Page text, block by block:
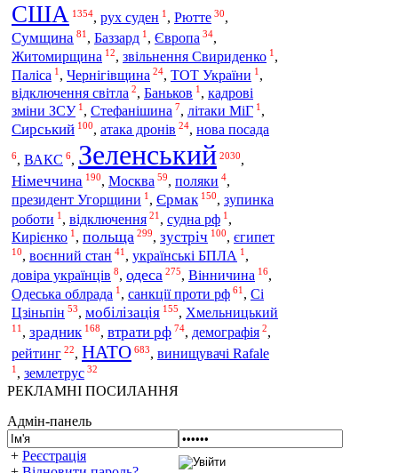
США 1354, рух суден 1 , Рютте 30,
Сумщина 81 , Баззард 1 , Європа 34,
Житомирщина 12, звільнення Свириденко 1 ,
Паліса 1 , Чернігівщина 24, ТОТ України 1 ,
відключення світла 2, Баньков 1 , кадрові
зміни ЗСУ 1 , Стефанішина 7, літаки МіГ 1 ,
Сирський 100, атака дронів 24, нова посада
6, ВАКС 6, Зеленський 2030,
Німеччина 190, Москва 59, поляки 4,
президент Угорщини 1 , Єрмак 150, зупинка
роботи 1 , відключення 21 , судна рф 1 ,
Кирієнко 1 , польща 299, зустріч 100, єгипет
10, воєнний стан 41 , українські БПЛА 1 ,
довіра українців 8, одеса 275, Вінничина 16,
Одеська облрада 1 , санкції проти рф 61 , Сі
Цзіньпін 53, мобілізація 155, Хмельницький
11 , зрадник 168, втрати рф 74, демографія 2,
рейтинг 22, НАТО 683, винищувачі Rafale
1 , землетрус 32
РЕКЛАМНІ ПОСИЛАННЯ
Адмін-панель
+ Реєстрація